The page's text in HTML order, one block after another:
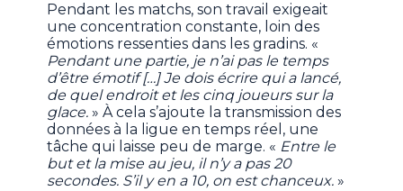
Pendant les matchs, son travail exigeait
une concentration constante, loin des
émotions ressenties dans les gradins. «
Pendant une partie, je n’ai pas le temps
d’être émotif […] Je dois écrire qui a lancé,
de quel endroit et les cinq joueurs sur la
glace.» À cela s’ajoute la transmission des
données à la ligue en temps réel, une
tâche qui laisse peu de marge. « Entre le
but et la mise au jeu, il n’y a pas 20
secondes. S’il y en a 10, on est chanceux. »